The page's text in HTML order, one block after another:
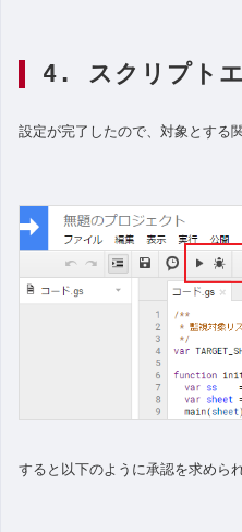
4. スクリプト
設定が完了したので、対象とす
すると以下のように承認を求めら